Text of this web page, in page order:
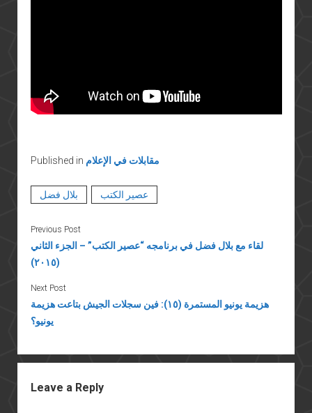
Published in مقابلات في الإعلام
بلال فضل عصير الكتب
Previous Post
لقاء مع بلال فضل في برنامجه “عصير الكتب” – الجزء الثاني
(٢٠١٥)
Next Post
هزيمة يونيو المستمرة (١٥): فين سجلات الجيش بتاعت هزيمة
يونيو؟
Leave a Reply